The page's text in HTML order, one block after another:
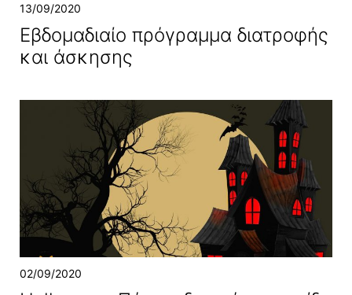
13/09/2020
Εβδομαδιαίο πρόγραμμα διατροφής
και άσκησης
02/09/2020